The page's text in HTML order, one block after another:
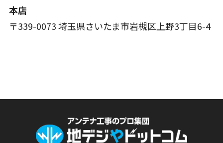
本店
〒339-0073 埼玉県さいたま市岩槻区上野3丁目6-4